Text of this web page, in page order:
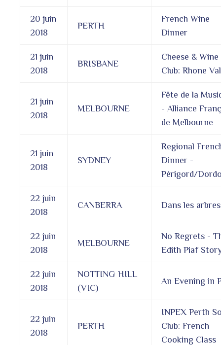
20 juin
2018
PERTH
French Wine
Dinner
21 juin
2018
BRISBANE
Cheese & Wine
Club: Rhone
21 juin
2018
MELBOURNE
Fête de la
- Alliance
de Melbourne
21 juin
2018
SYDNEY
Regional
Dinner -
Périgord/
22 juin
2018
CANBERRA Dans les arbres
22 juin
2018
MELBOURNE
No Regrets -
Edith Piaf
22 juin
2018
NOTTING HILL
(VIC)
An Evening in
22 juin
2018
PERTH
INPEX Perth
Club: French
Cooking Class